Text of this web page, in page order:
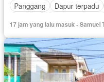
Panggang
Dapur terpadu
17 jam yang lalu masuk - Samuel